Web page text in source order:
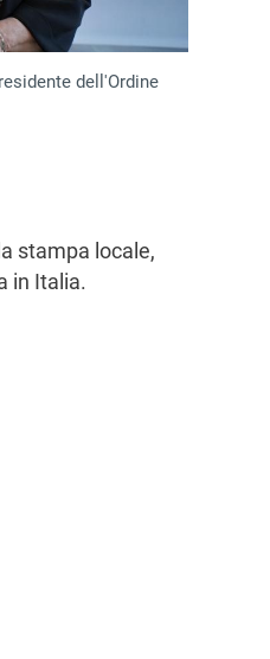
dell'Ordine
stampa locale,
in Italia.